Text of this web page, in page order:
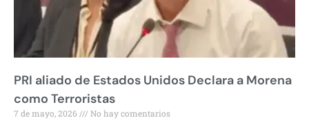
PRI aliado de Estados Unidos Declara a Morena
como Terroristas
7 de mayo, 2026 No hay comentarios